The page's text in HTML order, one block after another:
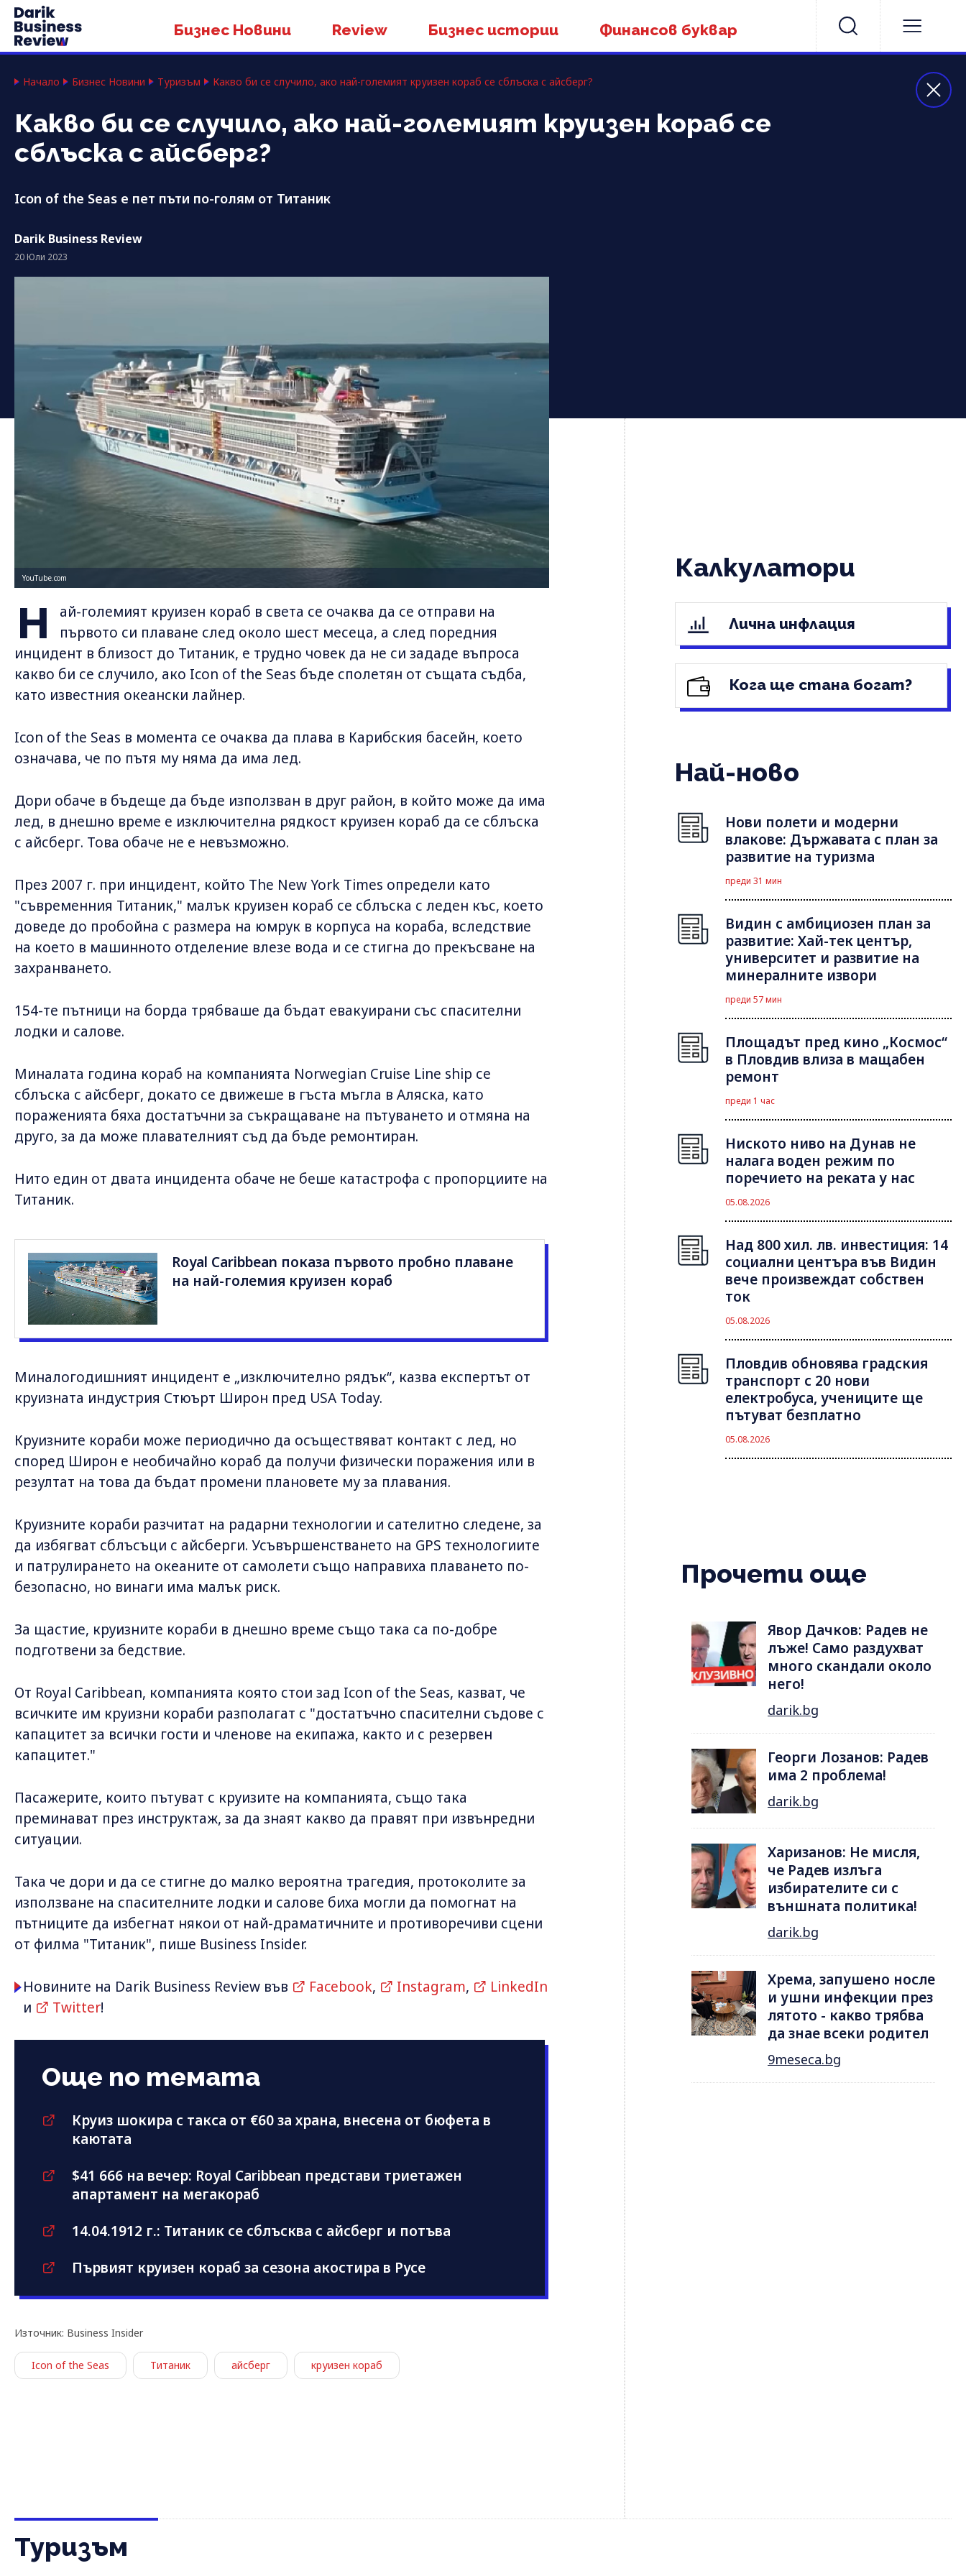
Бизнес Новини Review Бизнес истории Финансов буквар
Начало Бизнес Новини Туризъм Какво би се случило, ако най-големият круизен кораб се сблъска с айсберг?
Какво би се случило, ако най-големият круизен кораб се
сблъска с айсберг?
Icon of the Seas е пет пъти по-голям от Титаник
Darik Business Review
20 Юли 2023
YouTube.com
Н
ай-големият круизен кораб в света се очаква да се отправи на
първото си плаване след около шест месеца, а след поредния
инцидент в близост до Титаник, е трудно човек да не си зададе въпроса
какво би се случило, ако Icon of the Seas бъде сполетян от същата съдба,
като известния океански лайнер.
Icon of the Seas в момента се очаква да плава в Карибския басейн, което
означава, че по пътя му няма да има лед.
Дори обаче в бъдеще да бъде използван в друг район, в който може да има
лед, в днешно време е изключителна рядкост круизен кораб да се сблъска
с айсберг. Това обаче не е невъзможно.
През 2007 г. при инцидент, който The New York Times определи като
"съвременния Титаник," малък круизен кораб се сблъска с леден къс, което
доведе до пробойна с размера на юмрук в корпуса на кораба, вследствие
на което в машинното отделение влезе вода и се стигна до прекъсване на
захранването.
154-те пътници на борда трябваше да бъдат евакуирани със спасителни
лодки и салове.
Миналата година кораб на компанията Norwegian Cruise Line ship се
сблъска с айсберг, докато се движеше в гъста мъгла в Аляска, като
пораженията бяха достатъчни за съкращаване на пътуването и отмяна на
друго, за да може плавателният съд да бъде ремонтиран.
Нито един от двата инцидента обаче не беше катастрофа с пропорциите на
Титаник.
Royal Caribbean показа първото пробно плаване
на най-големия круизен кораб
Миналогодишният инцидент е „изключително рядък“, казва експертът от
круизната индустрия Стюърт Широн пред USA Today.
Круизните кораби може периодично да осъществяват контакт с лед, но
според Широн е необичайно кораб да получи физически поражения или в
резултат на това да бъдат промени плановете му за плавания.
Круизните кораби разчитат на радарни технологии и сателитно следене, за
да избягват сблъсъци с айсберги. Усъвършенстването на GPS технологиите
и патрулирането на океаните от самолети също направиха плаването по-
безопасно, но винаги има малък риск.
За щастие, круизните кораби в днешно време също така са по-добре
подготвени за бедствие.
От Royal Caribbean, компанията която стои зад Icon of the Seas, казват, че
всичките им круизни кораби разполагат с "достатъчно спасителни съдове с
капацитет за всички гости и членове на екипажа, както и с резервен
капацитет."
Пасажерите, които пътуват с круизите на компанията, също така
преминават през инструктаж, за да знаят какво да правят при извънредни
ситуации.
Така че дори и да се стигне до малко вероятна трагедия, протоколите за
използване на спасителните лодки и салове биха могли да помогнат на
пътниците да избегнат някои от най-драматичните и противоречиви сцени
от филма "Титаник", пише Business Insider.
Новините на Darik Business Review във Facebook, Instagram,
LinkedIn
и
Twitter!
Още по темата
Круиз шокира с такса от €60 за храна, внесена от бюфета в
каютата
$41 666 на вечер: Royal Caribbean представи триетажен
апартамент на мегакораб
14.04.1912 г.: Титаник се сблъсква с айсберг и потъва
Първият круизен кораб за сезона акостира в Русе
Източник: Business Insider
Icon of the Seas Титаник айсберг круизен кораб
Калкулатори
Лична инфлация
Кога ще стана богат?
Най-ново
Нови полети и модерни
влакове: Държавата с план за
развитие на туризма
преди 31 мин
Видин с амбициозен план за
развитие: Хай-тек център,
университет и развитие на
минералните извори
преди 57 мин
Площадът пред кино „Космос“
в Пловдив влиза в мащабен
ремонт
преди 1 час
Ниското ниво на Дунав не
налага воден режим по
поречието на реката у нас
05.08.2026
Над 800 хил. лв. инвестиция: 14
социални центъра във Видин
вече произвеждат собствен
ток
05.08.2026
Пловдив обновява градския
транспорт с 20 нови
електробуса, учениците ще
пътуват безплатно
05.08.2026
Прочети още
Явор Дачков: Радев не
лъже! Само раздухват
много скандали около
него!
darik.bg
Георги Лозанов: Радев
има 2 проблема!
darik.bg
Харизанов: Не мисля,
че Радев излъга
избирателите си с
външната политика!
darik.bg
Хрема, запушено носле
и ушни инфекции през
лятотo - какво трябва
да знае всеки родител
9meseca.bg
Туризъм